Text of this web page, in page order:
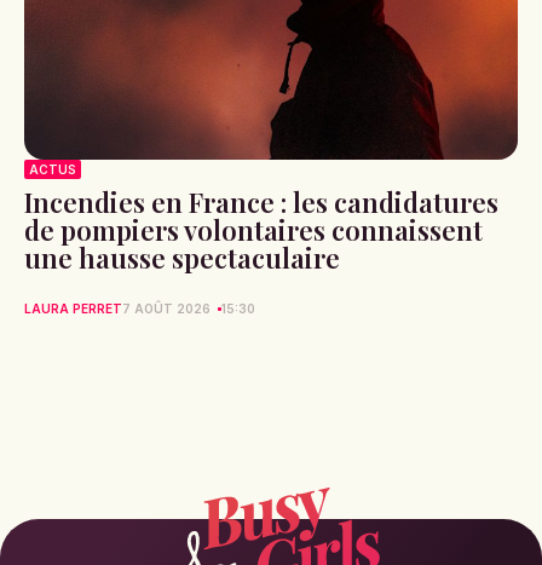
ACTUS
Incendies en France : les candidatures
de pompiers volontaires connaissent
une hausse spectaculaire
LAURA PERRET7 AOÛT 2026 15:30